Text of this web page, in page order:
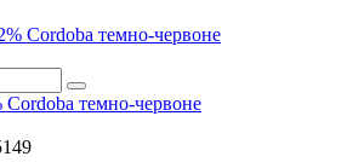
Cordoba темно-червоне